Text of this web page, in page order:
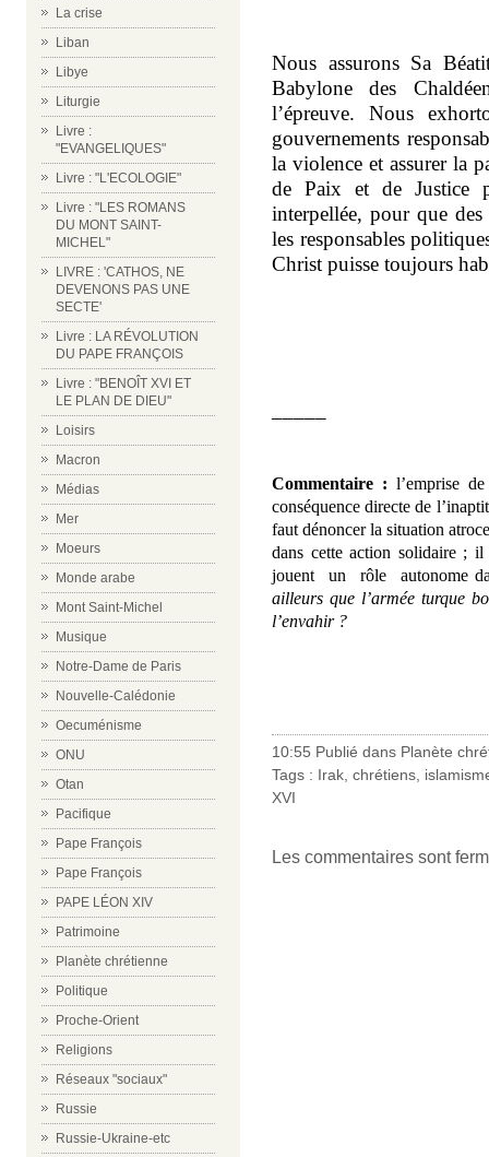
La crise
Liban
Libye
Liturgie
Livre :
"EVANGELIQUES"
Livre : "L'ECOLOGIE"
Livre : "LES ROMANS
DU MONT SAINT-
MICHEL"
LIVRE : 'CATHOS, NE
DEVENONS PAS UNE
SECTE'
Livre : LA RÉVOLUTION
DU PAPE FRANÇOIS
Livre : "BENOÎT XVI ET
LE PLAN DE DIEU"
Loisirs
Macron
Médias
Mer
Moeurs
Monde arabe
Mont Saint-Michel
Musique
Notre-Dame de Paris
Nouvelle-Calédonie
Oecuménisme
ONU
Otan
Pacifique
Pape François
Pape François
PAPE LÉON XIV
Patrimoine
Planète chrétienne
Politique
Proche-Orient
Religions
Réseaux "sociaux"
Russie
Russie-Ukraine-etc
Nous assurons Sa
Babylone des
l’épreuve. Nous
gouvernements
la violence et assurer la
de Paix et de Justice
interpellée, pour que des
les responsables
Christ puisse toujours
Commentaire : l’emprise
conséquence directe de
faut dénoncer la situation
dans cette action solidaire ;
jouent un rôle autonome
ailleurs que l’armée turque
l’envahir ?
10:55 Publié dans Planète
Tags : Irak chrétiens
XVI
Les commentaires sont